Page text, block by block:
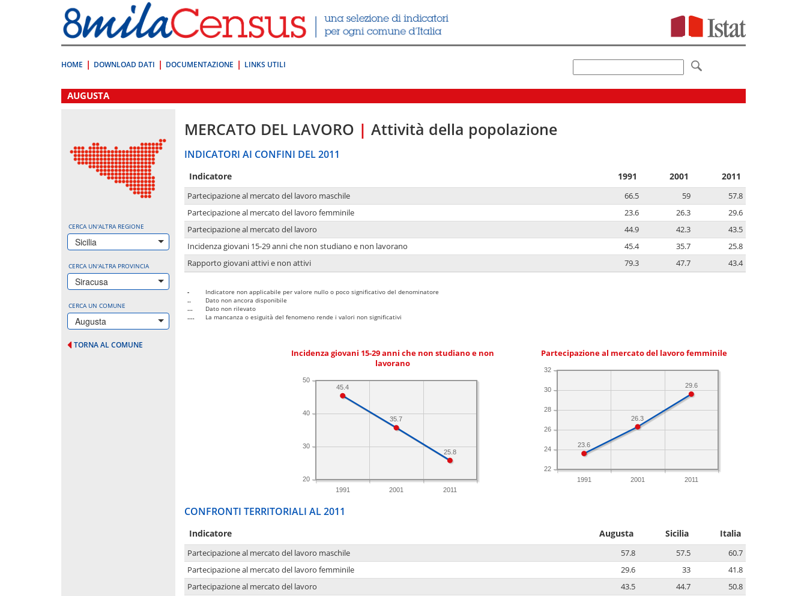
direttamente
a:
Contenuto
HOME DOWNLOAD DATI DOCUMENTAZIONE LINKS UTILI
.
AUGUSTA
CERCA UN'ALTRA REGIONE
Sicilia
CERCA UN'ALTRA PROVINCIA
Siracusa
CERCA UN COMUNE
Augusta
TORNA AL COMUNE
MERCATO DEL LAVORO | Attività della popolazione
INDICATORI AI CONFINI DEL 2011
Indicatore 1991 2001 2011
Partecipazione al mercato del lavoro maschile 66.5 59
57.8
Partecipazione al mercato del lavoro femminile
23.6 26.3
29.6
Partecipazione al mercato del lavoro
44.9 42.3
43.5
Incidenza giovani 15-29 anni che non studiano e non lavorano
45.4 35.7
25.8
Rapporto giovani attivi e non attivi
79.3 47.7 43.4
-
Indicatore non applicabile per valore nullo o poco significativo del denominatore
..
Dato non ancora disponibile
...
Dato non rilevato
....
La mancanza o esiguità del fenomeno rende i valori non significativi
Incidenza giovani 15-29 anni che non studiano e non
lavorano
1991 2001 2011
20
30
40
50
25.8
35.7
45.4
Partecipazione al mercato del lavoro femminile
1991 2001 2011
22
24
26
28
30
32
29.6
26.3
23.6
CONFRONTI TERRITORIALI AL 2011
Indicatore Augusta Sicilia Italia
Partecipazione al mercato del lavoro maschile 57.8 57.5
60.7
Partecipazione al mercato del lavoro femminile
29.6 33
41.8
Partecipazione al mercato del lavoro
43.5 44.7
50.8